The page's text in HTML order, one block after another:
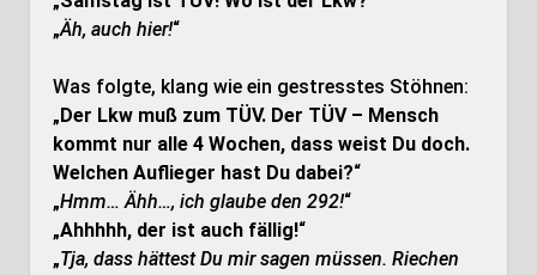
„Äh, auch hier!“
Was folgte, klang wie ein gestresstes Stöhnen:
„Der Lkw muß zum TÜV. Der TÜV – Mensch
kommt nur alle 4 Wochen, dass weist Du doch.
Welchen Auflieger hast Du dabei?“
„Hmm… Ähh…, ich glaube den 292!“
„Ahhhhh, der ist auch fällig!“
„Tja, dass hättest Du mir sagen müssen. Riechen